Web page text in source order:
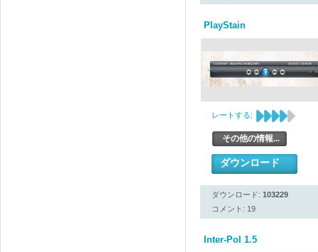
PlayStain
レートする:
その他の情報...
ダウンロード
ダウンロード: 103229
コメント: 19
Inter-Pol 1.5